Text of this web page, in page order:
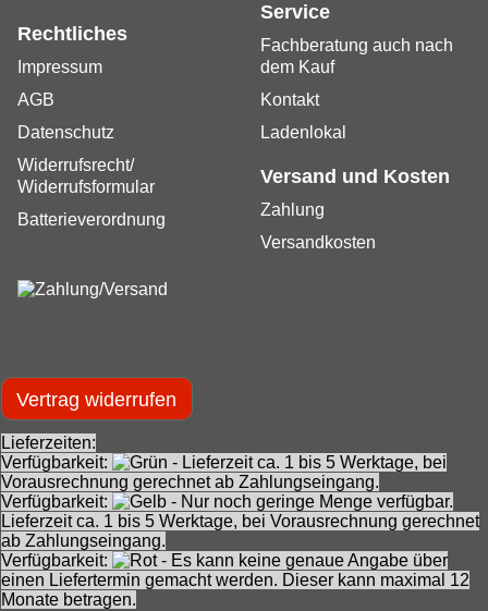
Service
Fachberatung auch nach
dem Kauf
Kontakt
Ladenlokal
Rechtliches
Impressum
AGB
Datenschutz
Widerrufsrecht/
Widerrufsformular
Batterieverordnung
Versand und Kosten
Zahlung
Versandkosten
Vertrag widerrufen
Lieferzeiten:
Verfügbarkeit:
- Lieferzeit ca. 1 bis 5 Werktage, bei
Vorausrechnung gerechnet ab Zahlungseingang.
Verfügbarkeit:
- Nur noch geringe Menge verfügbar.
Lieferzeit ca. 1 bis 5 Werktage, bei Vorausrechnung gerechnet
ab Zahlungseingang.
Verfügbarkeit:
- Es kann keine genaue Angabe über
einen Liefertermin gemacht werden. Dieser kann maximal 12
Monate betragen.